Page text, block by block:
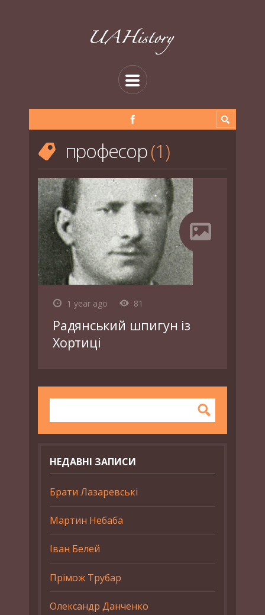
професор 1
1 year ago 81
Радянський шпигун із
Хортиці
НЕДАВНІ ЗАПИСИ
Брати Лазаревські
Мартин Небаба
Іван Белей
Прімож Трубар
Олександр Данченко